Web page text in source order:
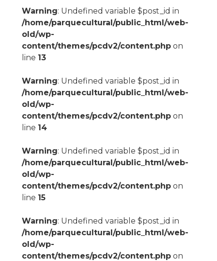
Warning: Undefined variable $post_id in
/home/parquecultural/public_html/web-
old/wp-
content/themes/pcdv2/content.phpon
line 13
Warning: Undefined variable $post_id in
/home/parquecultural/public_html/web-
old/wp-
content/themes/pcdv2/content.phpon
line 14
Warning: Undefined variable $post_id in
/home/parquecultural/public_html/web-
old/wp-
content/themes/pcdv2/content.phpon
line 15
Warning: Undefined variable $post_id in
/home/parquecultural/public_html/web-
old/wp-
content/themes/pcdv2/content.phpon